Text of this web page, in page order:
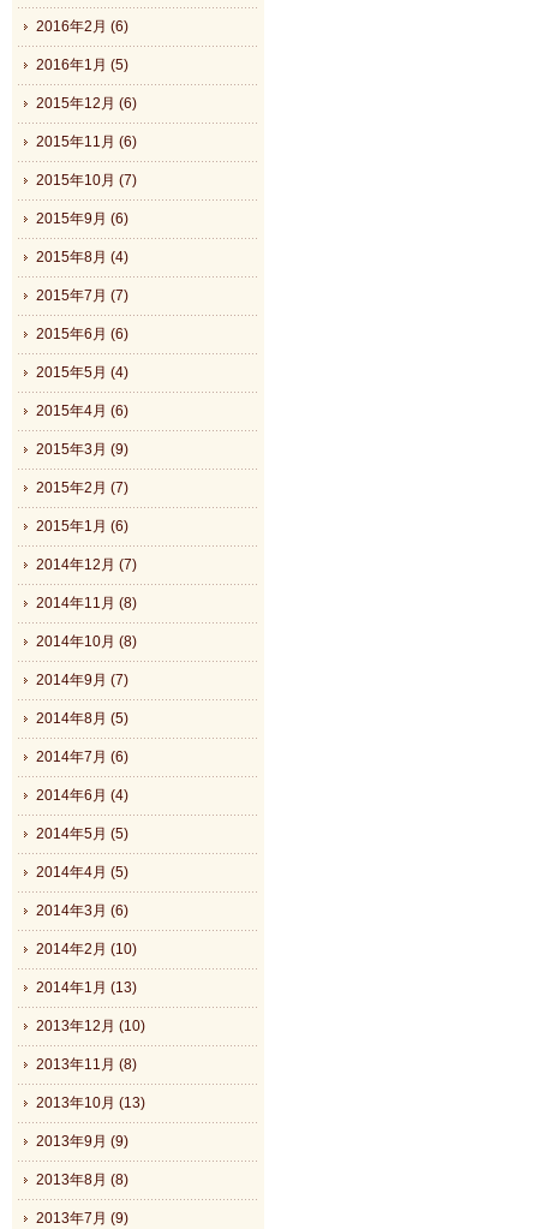
2016年2月 (6)
2016年1月 (5)
2015年12月 (6)
2015年11月 (6)
2015年10月 (7)
2015年9月 (6)
2015年8月 (4)
2015年7月 (7)
2015年6月 (6)
2015年5月 (4)
2015年4月 (6)
2015年3月 (9)
2015年2月 (7)
2015年1月 (6)
2014年12月 (7)
2014年11月 (8)
2014年10月 (8)
2014年9月 (7)
2014年8月 (5)
2014年7月 (6)
2014年6月 (4)
2014年5月 (5)
2014年4月 (5)
2014年3月 (6)
2014年2月 (10)
2014年1月 (13)
2013年12月 (10)
2013年11月 (8)
2013年10月 (13)
2013年9月 (9)
2013年8月 (8)
2013年7月 (9)